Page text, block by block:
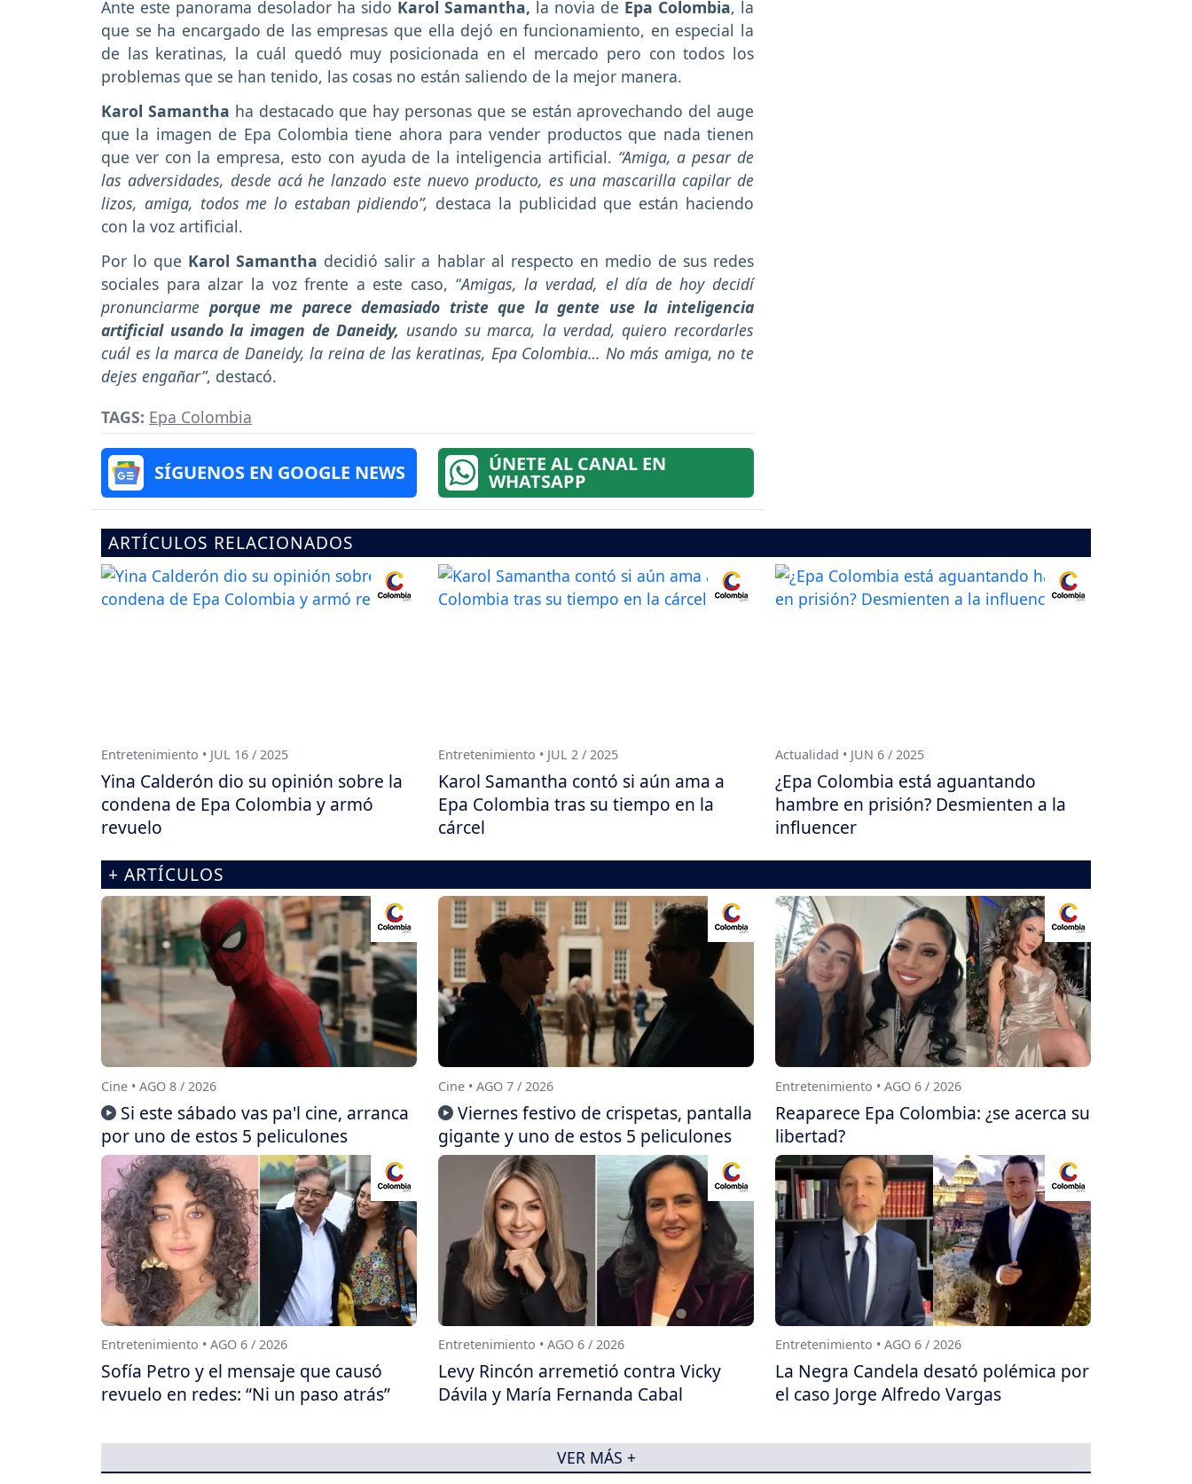
Ante este panorama desolador ha sido Karol Samantha, la novia de Epa Colombia, la
que se ha encargado de las empresas que ella dejó en funcionamiento, en especial la
de las keratinas, la cuál quedó muy posicionada en el mercado pero con todos los
problemas que se han tenido, las cosas no están saliendo de la mejor manera.
Karol Samantha ha destacado que hay personas que se están aprovechando del auge
que la imagen de Epa Colombia tiene ahora para vender productos que nada tienen
que ver con la empresa, esto con ayuda de la inteligencia artificial. “Amiga, a pesar de
las adversidades, desde acá he lanzado este nuevo producto, es una mascarilla capilar de
lizos, amiga, todos me lo estaban pidiendo”, destaca la publicidad que están haciendo
con la voz artificial.
Por lo que Karol Samantha decidió salir a hablar al respecto en medio de sus redes
sociales para alzar la voz frente a este caso, “Amigas, la verdad, el día de hoy decidí
pronunciarme porque me parece demasiado triste que la gente use la inteligencia
artificial usando la imagen de Daneidy, usando su marca, la verdad, quiero recordarles
cuál es la marca de Daneidy, la reina de las keratinas, Epa Colombia… No más amiga, no te
dejes engañar”, destacó.
TAGS: Epa Colombia
SÍGUENOS EN GOOGLE NEWS ÚNETE AL CANAL EN
WHATSAPP
ARTÍCULOS RELACIONADOS
Entretenimiento • JUL 16 / 2025
Yina Calderón dio su opinión sobre la
condena de Epa Colombia y armó
revuelo
Entretenimiento • JUL 2 / 2025
Karol Samantha contó si aún ama a
Epa Colombia tras su tiempo en la
cárcel
Actualidad • JUN 6 / 2025
¿Epa Colombia está aguantando
hambre en prisión? Desmienten a la
influencer
+ ARTÍCULOS
Cine • AGO 8 / 2026
Si este sábado vas pa'l cine, arranca
por uno de estos 5 peliculones
Cine • AGO 7 / 2026
Viernes festivo de crispetas, pantalla
gigante y uno de estos 5 peliculones
Entretenimiento • AGO 6 / 2026
Reaparece Epa Colombia: ¿se acerca su
libertad?
Entretenimiento • AGO 6 / 2026
Sofía Petro y el mensaje que causó
revuelo en redes: “Ni un paso atrás”
Entretenimiento • AGO 6 / 2026
Levy Rincón arremetió contra Vicky
Dávila y María Fernanda Cabal
Entretenimiento • AGO 6 / 2026
La Negra Candela desató polémica por
el caso Jorge Alfredo Vargas
VER MÁS +